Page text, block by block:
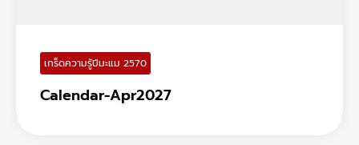
เกร็ดความรู้ปีมะแม 2570
Calendar-Apr2027